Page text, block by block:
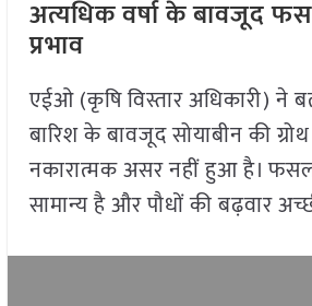
अत्यधिक वर्षा के बावजूद
प्रभाव
एईओ (कृषि विस्तार अधिकारी) ने
बारिश के बावजूद सोयाबीन की
नकारात्मक असर नहीं हुआ है।
सामान्य है और पौधों की बढ़वार